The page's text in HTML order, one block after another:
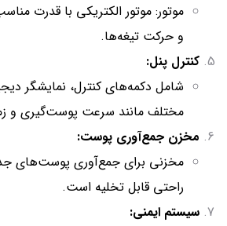
موتور: موتور الکتریکی با قدرت
و حرکت تیغه‌ها.
کنترل پنل:
شامل دکمه‌های کنترل، نمایشگر
مختلف مانند سرعت پوست‌گیری و
مخزن جمع‌آوری پوست:
مخزنی برای جمع‌آوری پوست‌های
راحتی قابل تخلیه است.
سیستم ایمنی: